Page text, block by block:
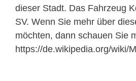
dieser Stadt. Das Fahrzeug
SV. Wenn Sie mehr über
möchten, dann schauen Sie
https://de.wikipedia.org/wiki/